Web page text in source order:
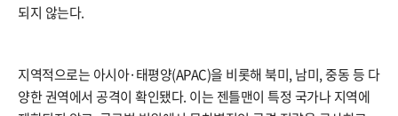
되지 않는다.
지역적으로는 아시아·태평양(APAC)을 비롯해 북미, 남미, 중동 등 다
양한 권역에서 공격이 확인됐다. 이는 젠틀맨이 특정 국가나 지역에